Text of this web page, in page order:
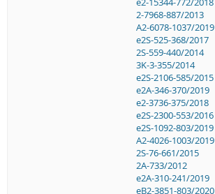
2-7968-887/2013
A2-6078-1037/2019
e2S-525-368/2017
2S-559-440/2014
3K-3-355/2014
e2S-2106-585/2015
e2A-346-370/2019
e2-3736-375/2018
e2S-2300-553/2016
e2S-1092-803/2019
A2-4026-1003/2019
2S-76-661/2015
2A-733/2012
e2A-310-241/2019
eB2-3851-803/2020